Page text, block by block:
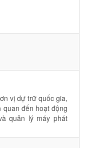
vị dự trữ quốc gia,
đến hoạt động
quản lý máy phát